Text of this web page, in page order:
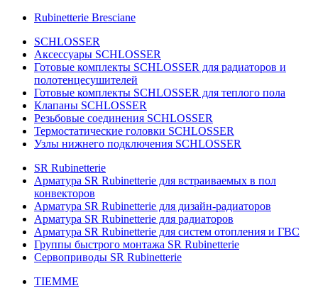
Rubinetterie Bresciane
SCHLOSSER
Аксессуары SCHLOSSER
Готовые комплекты SCHLOSSER для радиаторов и
полотенцесушителей
Готовые комплекты SCHLOSSER для теплого пола
Клапаны SCHLOSSER
Резьбовые соединения SCHLOSSER
Термостатические головки SCHLOSSER
Узлы нижнего подключения SCHLOSSER
SR Rubinetterie
Арматура SR Rubinetterie для встраиваемых в пол
конвекторов
Арматура SR Rubinetterie для дизайн-радиаторов
Арматура SR Rubinetterie для радиаторов
Арматура SR Rubinetterie для систем отопления и ГВС
Группы быстрого монтажа SR Rubinetterie
Сервоприводы SR Rubinetterie
TIEMME